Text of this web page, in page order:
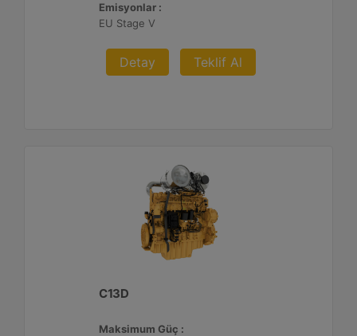
Emisyonlar :
EU Stage V
Detay Teklif Al
C13D
Maksimum Güç :